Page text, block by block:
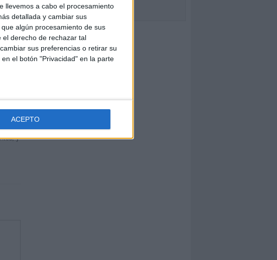
llevemos a cabo el procesamiento
detallada y cambiar sus
algún procesamiento de sus
derecho de rechazar tal
sus preferencias o retirar su
el botón "Privacidad" en la parte
ACEPTO
y